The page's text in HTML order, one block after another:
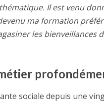
Il est venu
ma formation
les bienveillances
sociale depuis une